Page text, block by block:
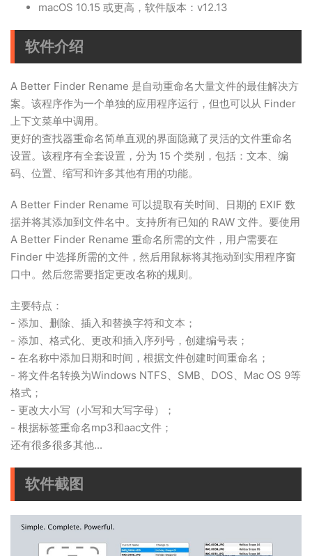
macOS 10.15 或更高，软件版本：v12.13
软件介绍
A Better Finder Rename 是自动重命名大量文件的最佳解决方
案。该程序作为一个单独的应用程序运行，但也可以从 Finder
上下文菜单中调用。
更好的查找器重命名简单直观的界面隐藏了灵活的文件重命名
设置。该程序有全套设置，分为 15 个类别，包括：文本、编
码、位置、缩写和许多其他有用的功能。
A Better Finder Rename 可以提取有关时间、日期的 EXIF 数
据并将其添加到文件名中。支持所有已知的 RAW 文件。要使用
A Better Finder Rename 重命名所需的文件，用户需要在
Finder 中选择所需的文件，然后用鼠标将其拖动到实用程序窗
口中。然后您需要指定更改名称的规则。
主要特点：
- 添加、删除、插入和替换字符和文本；
- 添加、格式化、更改和插入序列号，创建编号表；
- 在名称中添加日期和时间，根据文件创建时间重命名；
- 将文件名转换为Windows NTFS、SMB、DOS、Mac OS 9等
格式；
- 更改大小写（小写和大写字母）；
- 根据标签重命名mp3和aac文件；
还有很多很多其他...
软件截图